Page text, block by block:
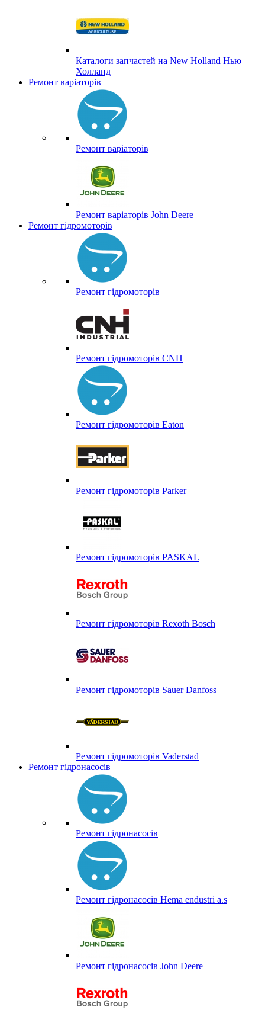
Каталоги запчастей на New Holland Нью
Холланд
Ремонт варіаторів
Ремонт варіаторів
Ремонт варіаторів John Deere
Ремонт гідромоторів
Ремонт гідромоторів
Ремонт гідромоторів CNH
Ремонт гідромоторів Eaton
Ремонт гідромоторів Parker
Ремонт гідромоторів PASKAL
Ремонт гідромоторів Rexoth Bosch
Ремонт гідромоторів Sauer Danfoss
Ремонт гідромоторів Vaderstad
Ремонт гідронасосів
Ремонт гідронасосів
Ремонт гідронасосів Hema endustri a.s
Ремонт гідронасосів John Deere